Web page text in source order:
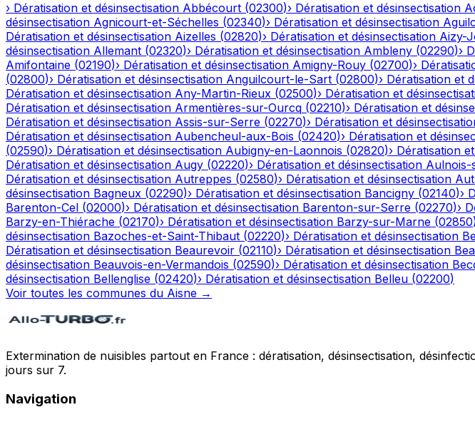
› Dératisation et désinsectisation Abbécourt (02300)› Dératisation et désinsectisation
désinsectisation Agnicourt-et-Séchelles (02340)› Dératisation et désinsectisation
Dératisation et désinsectisation Aizelles (02820)› Dératisation et désinsectisation Aizy-
désinsectisation Allemant (02320)› Dératisation et désinsectisation Ambleny (02290)›
Amifontaine (02190)› Dératisation et désinsectisation Amigny-Rouy (02700)›
(02800)› Dératisation et désinsectisation Anguilcourt-le-Sart (02800)› Dératisation et
Dératisation et désinsectisation Any-Martin-Rieux (02500)› Dératisation et
Dératisation et désinsectisation Armentières-sur-Ourcq (02210)› Dératisation et
Dératisation et désinsectisation Assis-sur-Serre (02270)› Dératisation et
Dératisation et désinsectisation Aubencheul-aux-Bois (02420)› Dératisation et
(02590)› Dératisation et désinsectisation Aubigny-en-Laonnois (02820)› Dératisation
Dératisation et désinsectisation Augy (02220)› Dératisation et désinsectisation Aulnois-
Dératisation et désinsectisation Autreppes (02580)› Dératisation et désinsectisation
désinsectisation Bagneux (02290)› Dératisation et désinsectisation Bancigny (02140)›
Barenton-Cel (02000)› Dératisation et désinsectisation Barenton-sur-Serre (02270)›
Barzy-en-Thiérache (02170)› Dératisation et désinsectisation Barzy-sur-Marne (02850
désinsectisation Bazoches-et-Saint-Thibaut (02220)› Dératisation et désinsectisation
Dératisation et désinsectisation Beaurevoir (02110)› Dératisation et désinsectisation
désinsectisation Beauvois-en-Vermandois (02590)› Dératisation et désinsectisation
désinsectisation Bellenglise (02420)› Dératisation et désinsectisation Belleu (02200)
Voir toutes les communes du Aisne →
Extermination de nuisibles partout en France : dératisation, désinsectisation,
jours sur 7.
Navigation